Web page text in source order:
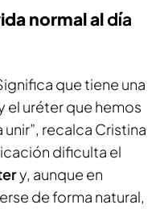
normal aldía
que tiene una
el uréter que hemos
recalca Cristina
dificulta el
y, aunque en
de forma natural,